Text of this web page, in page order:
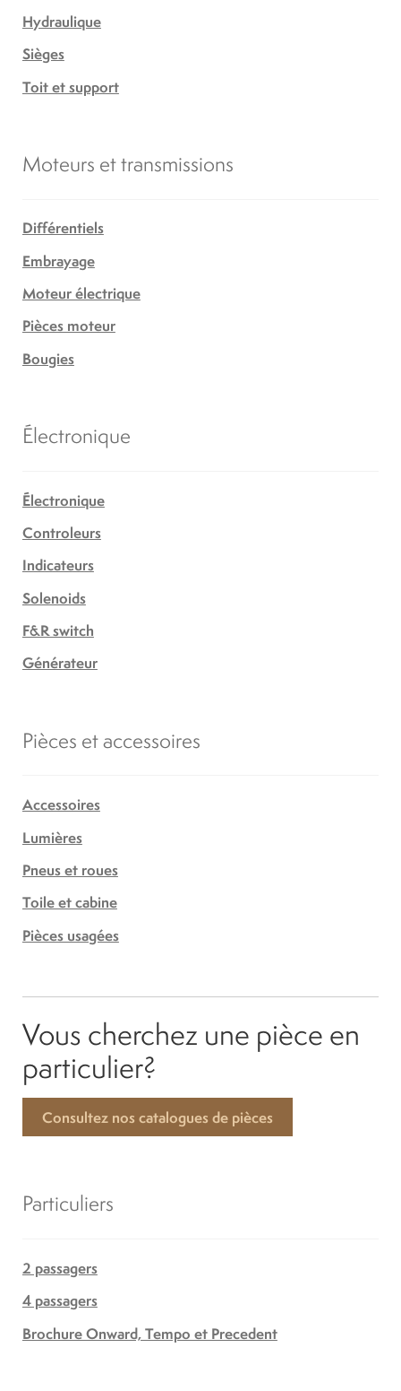
Hydraulique
Sièges
Toit et support
Moteurs et transmissions
Différentiels
Embrayage
Moteur électrique
Pièces moteur
Bougies
Électronique
Électronique
Controleurs
Indicateurs
Solenoids
F&R switch
Générateur
Pièces et accessoires
Accessoires
Lumières
Pneus et roues
Toile et cabine
Pièces usagées
Vous cherchez une pièce en
particulier?
Consultez nos catalogues de pièces
Particuliers
2 passagers
4 passagers
Brochure Onward, Tempo et Precedent